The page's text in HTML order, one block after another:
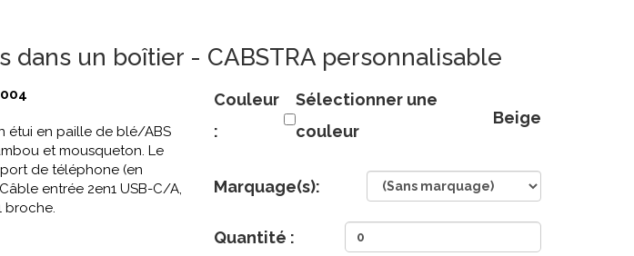
dans un boîtier - CABSTRA personnalisable
étui en paille de blé/ABS
et mousqueton. Le
de téléphone (en
entrée 2en1 USB-C/A,
broche.
Couleur
:
Sélectionner une
couleur
Beige
Marquage(s):
Quantité :